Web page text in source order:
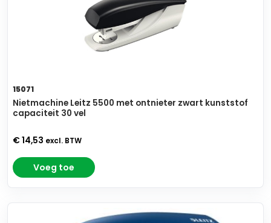
15071
Nietmachine Leitz 5500 met ontnieter zwart kunststof
capaciteit 30 vel
€ 14,53 excl. BTW
Voeg toe